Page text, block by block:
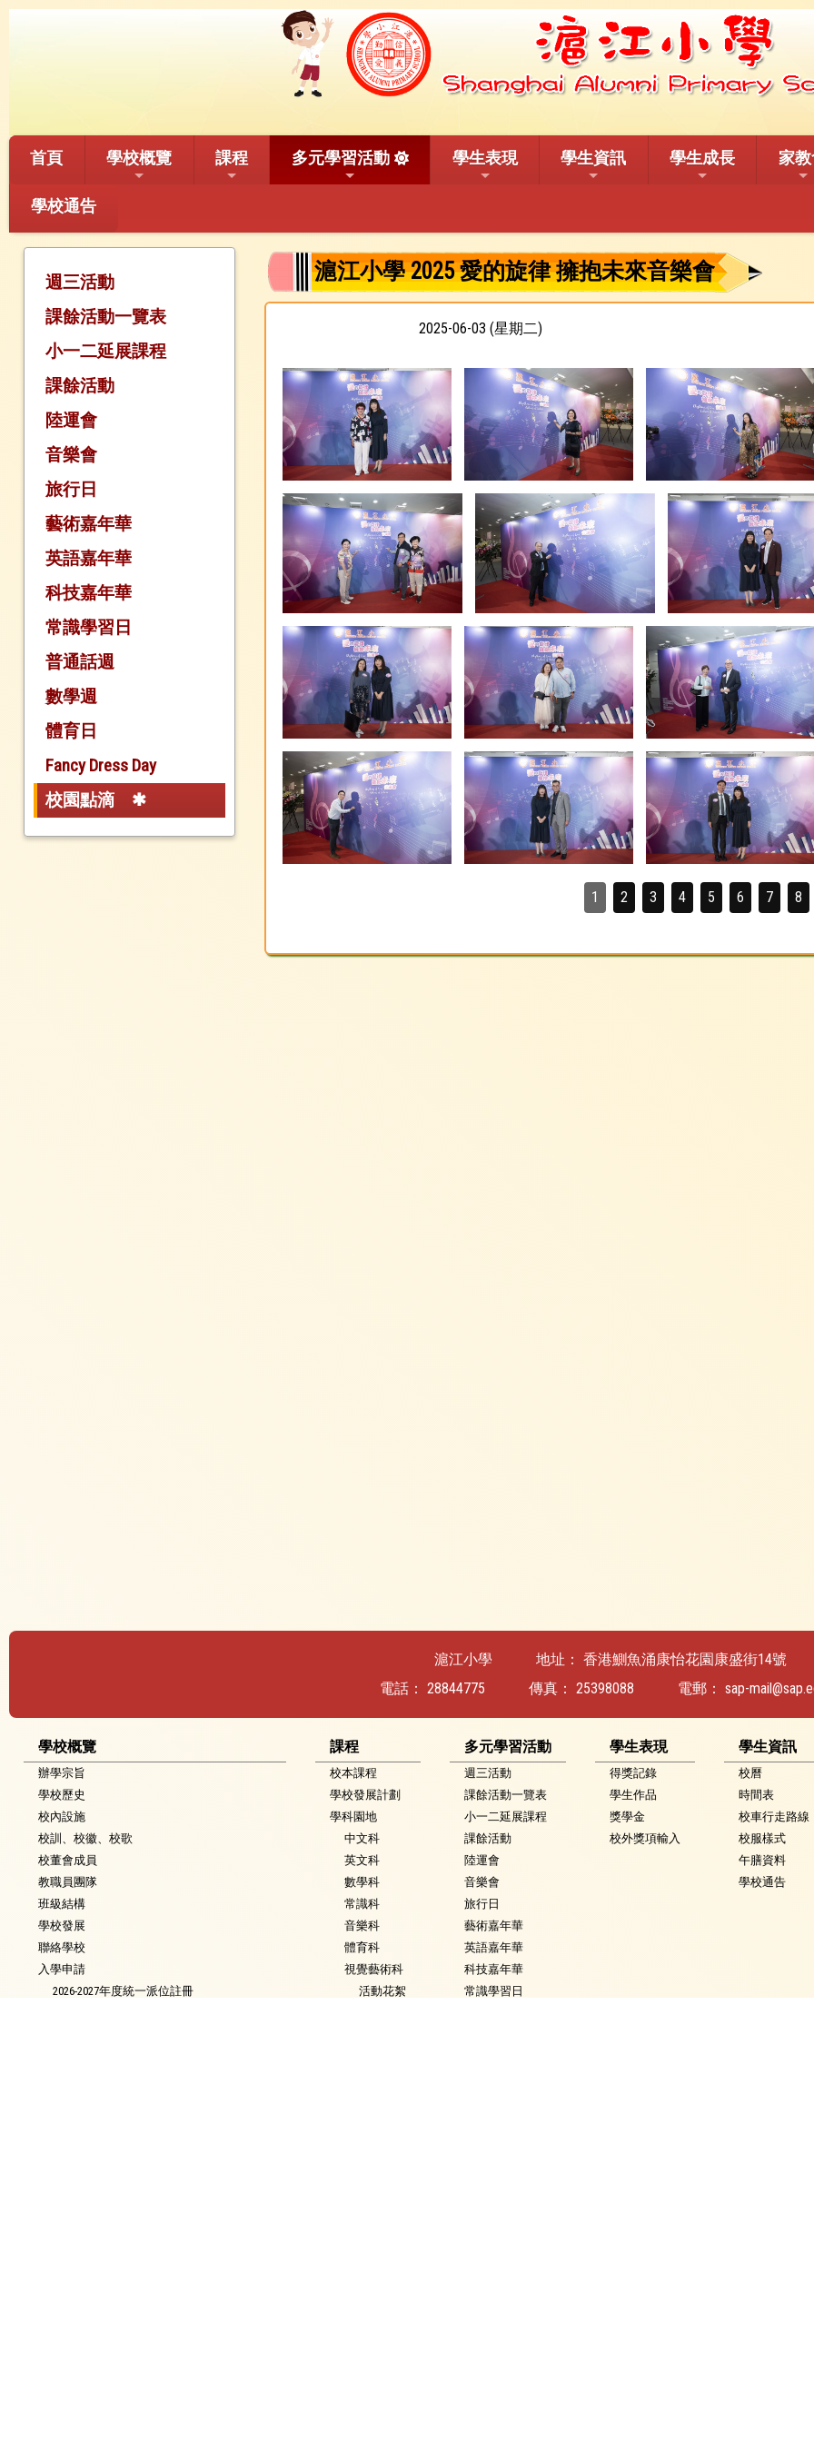
首頁 學校概覽 課程 多元學習活動 學生表現 學生資訊 學生成長 家
學校通告
週三活動
課餘活動一覽表
小一二延展課程
課餘活動
陸運會
音樂會
旅行日
藝術嘉年華
英語嘉年華
科技嘉年華
常識學習日
普通話週
數學週
體育日
Fancy Dress Day
校園點滴
滬江小學 2025 愛的旋律 擁抱未來音樂會
2025-06-03 (星期二)
1 2 3 4 5 6 7 8
滬江小學 地址： 香港鰂魚涌康怡花園康盛街14號
電話： 28844775 傳真： 25398088 電郵： sap-
學校概覽
辦學宗旨
學校歷史
校內設施
校訓、校徽、校歌
校董會成員
教職員團隊
班級結構
學校發展
聯絡學校
入學申請
2026-2027年度統一派位註冊
課程
校本課程
學校發展計劃
學科園地
中文科
英文科
數學科
常識科
音樂科
體育科
視覺藝術科
活動花絮
多元學習活動
週三活動
課餘活動一覽表
小一二延展課程
課餘活動
陸運會
音樂會
旅行日
藝術嘉年華
英語嘉年華
科技嘉年華
常識學習日
學生表現
得獎記錄
學生作品
獎學金
校外獎項輸入
學生資訊
校曆
時間表
校車行走路線
校服樣式
午膳資料
學校通告